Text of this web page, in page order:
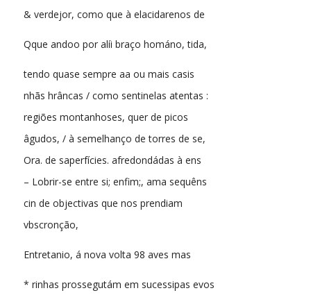
& verdejor, como que à elacidarenos de
Qque andoo por alíi braço hománo, tida,
tendo quase sempre aa ou mais casis
nhãs hrâncas / como sentinelas atentas :
regiões montanhoses, quer de picos
âgudos, / à semelhanço de torres de se,
Ora. de saperfícies. afredondádas à ens
– Lobrir-se entre si; enfim;, ama sequêns
cin de objectivas que nos prendiam
vbscronção,
Entretanio, á nova volta 98 aves mas
* rinhas prossegutám em sucessipas evos